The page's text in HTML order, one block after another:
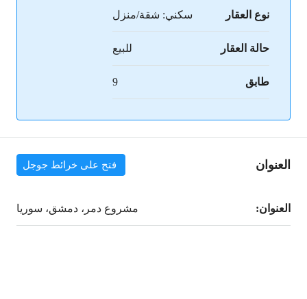
نوع العقار سكني: شقة/منزل
حالة العقار للبيع
طابق 9
العنوان فتح على خرائط جوجل
العنوان: مشروع دمر، دمشق، سوريا